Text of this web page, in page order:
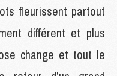
fleurissent partout
différent et plus
change et tout le